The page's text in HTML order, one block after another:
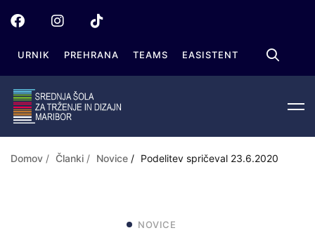
URNIK PREHRANA TEAMS EASISTENT
Domov Članki Novice Podelitev spričeval 23.6.2020
NOVICE